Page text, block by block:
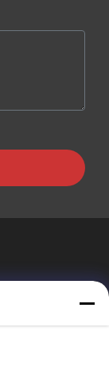
CO., LTD.